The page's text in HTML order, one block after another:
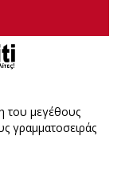
του μεγέθους
γραμματοσειράς